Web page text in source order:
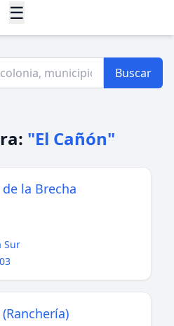
☰
Buscar
"El Cañón"
de la Brecha
Sur